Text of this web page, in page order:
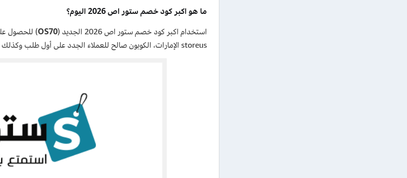
ما هو اكبر كود خصم ستور اص 2026 اليوم؟
استخدام اكبر كود خصم ستور اص 2026 الجديد ( OS70
storeus الإمارات، الكوبون صالح للعملاء الجدد على أول طلب وكذلك العملاء الحاليين.